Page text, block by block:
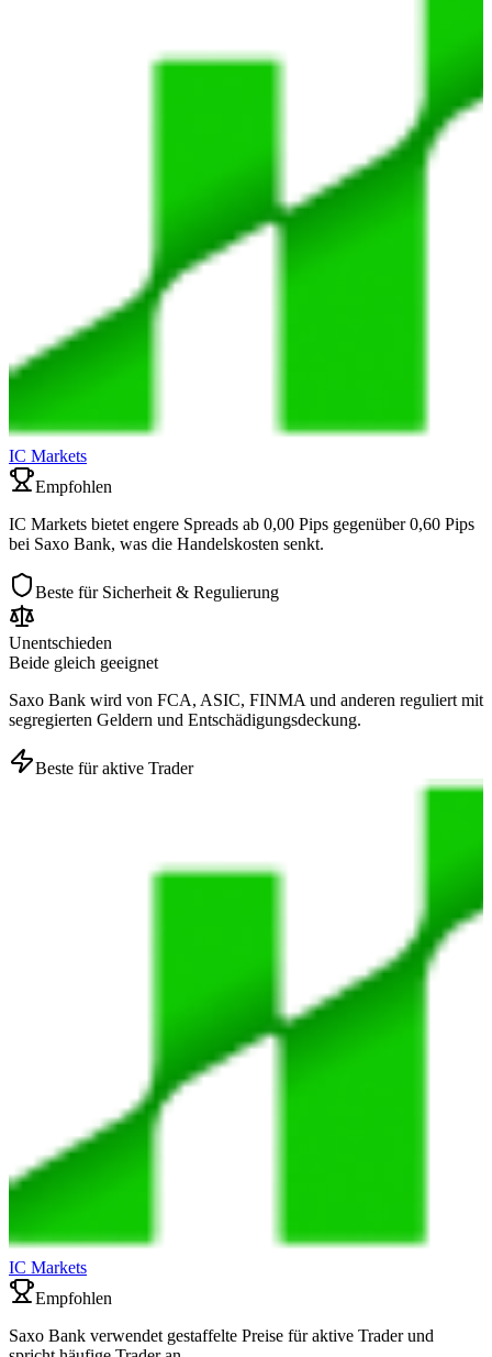
IC Markets
Empfohlen
IC Markets bietet engere Spreads ab 0,00 Pips gegenüber 0,60 Pips
bei Saxo Bank, was die Handelskosten senkt.
Beste für Sicherheit & Regulierung
Unentschieden
Beide gleich geeignet
Saxo Bank wird von FCA, ASIC, FINMA und anderen reguliert mit
segregierten Geldern und Entschädigungsdeckung.
Beste für aktive Trader
IC Markets
Empfohlen
Saxo Bank verwendet gestaffelte Preise für aktive Trader und